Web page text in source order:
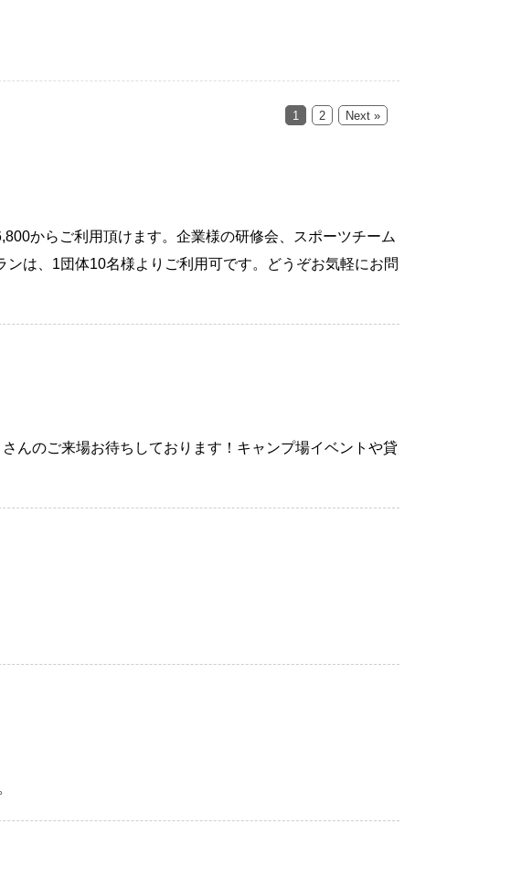
1 2 Next »
からご利用頂けます。企業様の研修会、スポーツチーム
は、1団体10名様よりご利用可です。どうぞお気軽にお問
んのご来場お待ちしております！キャンプ場イベントや貸